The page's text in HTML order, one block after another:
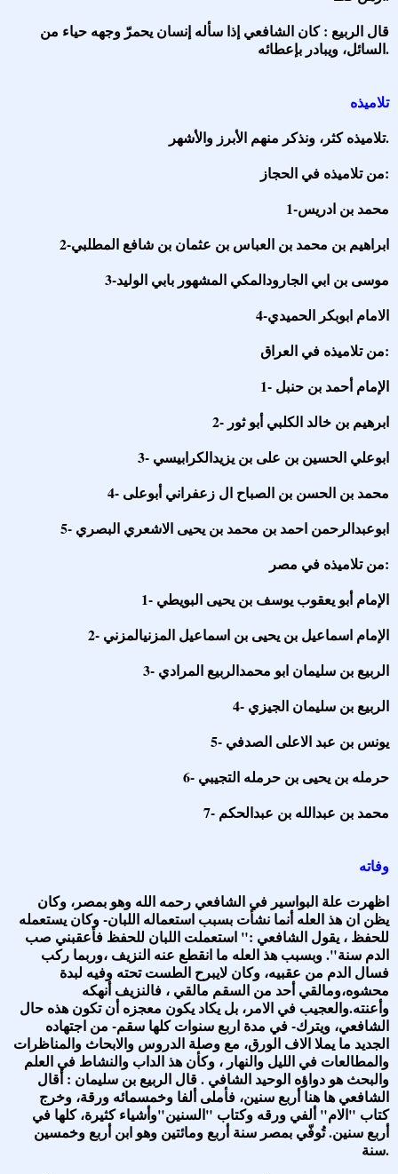
قال الربيع : كان الشافعي إذا سأله إنسان يحمرّ وجهه حياء من
السائل، ويبادر بإعطائه.
تلاميذه
تلاميذه كثر، ونذكر منهم الأبرز والأشهر.
من تلاميذه في الحجاز:
1-محمد بن ادريس
2-ابراهيم بن محمد بن العباس بن عثمان بن شافع المطلبي
3-موسى بن ابي الجارودالمكي المشهور بابي الوليد
4-الامام ابوبكر الحميدي
من تلاميذه في العراق:
1- الإمام أحمد بن حنبل
2- ابرهيم بن خالد الكلبي أبو ثور
3- ابوعلي الحسين بن على بن يزيدالكرابيسي
4- محمد بن الحسن بن الصباح ال زعفراني أبوعلى
5- ابوعبدالرحمن احمد بن محمد بن يحيى الاشعري البصري
من تلاميذه في مصر:
1- الإمام أبو يعقوب يوسف بن يحيى البويطي
2- الإمام اسماعيل بن يحيى بن اسماعيل المزنيالمزني
3- الربيع بن سليمان ابو محمدالربيع المرادي
4- الربيع بن سليمان الجيزي
5- يونس بن عبد الاعلى الصدفي
6- حرمله بن يحيى بن حرمله التجيبي
7- محمد بن عبدالله بن عبدالحكم
وفاته
اظهرت علة البواسير في الشافعي رحمه الله وهو بمصر، وكان
يظن ان هذ العله أنما نشأت بسبب استعماله اللبان- وكان يستعمله
للحفظ ، يقول الشافعي :" استعملت اللبان للحفظ فأعقبني صب
الدم سنة". وبسبب هذ العله ما انقطع عنه النزيف ،وربما ركب
فسال الدم من عقبيه، وكان لايبرح الطست تحته وفيه لبدة
محشوه،ومالقي أحد من السقم مالقي ، فالنزيف أنهكه
وأعنته.والعجيب في الامر، بل يكاد يكون معجزه أن تكون هذه حال
الشافعي، ويترك- في مدة اربع سنوات كلها سقم- من اجتهاده
الجديد ما يملا الاف الورق، مع وصلة الدروس والابحاث والمناظرات
والمطالعات في الليل والنهار ، وكأن هذ الداب والنشاط في العلم
والبحث هو دواؤه الوحيد الشافي . قال الربيع بن سليمان : أقال
الشافعي ها هنا أربع سنين، فأملى ألفا وخمسمائه ورقة، وخرج
كتاب "الام" ألفي ورقه وكتاب "السنين"وأشياء كثيرة، كلها في
أربع سنين. تُوفّي بمصر سنة أربع ومائتين وهو ابن أربع وخمسين
سنة.